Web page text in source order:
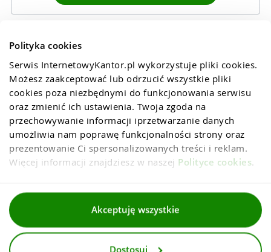
Polityka cookies
Serwis InternetowyKantor.pl wykorzystuje pliki cookies.
Możesz zaakceptować lub odrzucić wszystkie pliki
cookies poza niezbędnymi do funkcjonowania serwisu
oraz zmienić ich ustawienia. Twoja zgoda na
przechowywanie informacji iprzetwarzanie danych
umożliwia nam poprawę funkcjonalności strony oraz
prezentowanie Ci spersonalizowanych treści i reklam.
Więcej informacji znajdziesz w naszej Polityce cookies.
Akceptuję wszystkie
Dostosuj
Regulaminy